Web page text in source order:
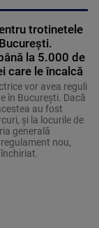
trotinetele
la 5.000 de
care le încalcă
vor avea reguli
în București. Dacă
au fost
și la locurile de
generală
nou,